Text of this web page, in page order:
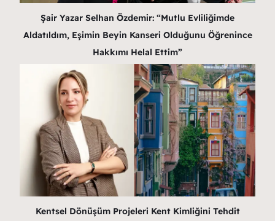
Şair Yazar Selhan Özdemir: “Mutlu Evliliğimde
Aldatıldım, Eşimin Beyin Kanseri Olduğunu Öğrenince
Hakkımı Helal Ettim”
Kentsel Dönüşüm Projeleri Kent Kimliğini Tehdit